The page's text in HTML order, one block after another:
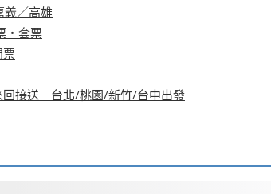
義／高雄
・套票
票
接送｜台北/桃園/新竹/台中出發